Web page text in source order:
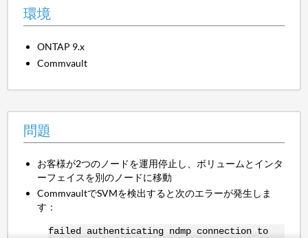
環境
ONTAP 9.x
Commvault
問題
お客様が2つのノードを運用停止し、ボリュームとインタ
ーフェイスを別のノードに移動
CommvaultでSVMを検出すると次のエラーが発生しま
す：
failed authenticating ndmp connection to